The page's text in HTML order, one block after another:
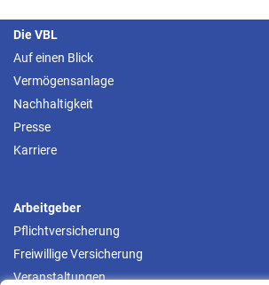
Die VBL
Auf einen Blick
Vermögensanlage
Nachhaltigkeit
Presse
Karriere
Arbeitgeber
Pflichtversicherung
Freiwillige Versicherung
Veranstaltungen